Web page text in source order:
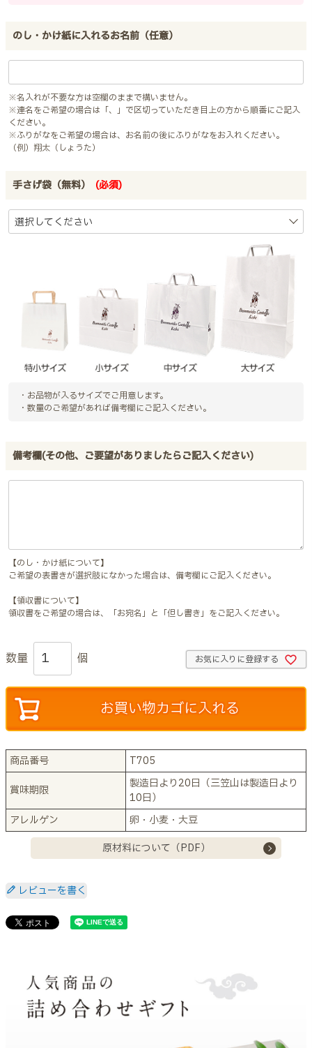
のし・かけ紙に入れるお名前（任意）
※名入れが不要な方は空欄のままで構いません。
※連名をご希望の場合は「、」で区切っていただき目上の方から順番にご記入
ください。
※ふりがなをご希望の場合は、お名前の後にふりがなをお入れください。
（例）翔太（しょうた）
手さげ袋（無料） (必須)
・お品物が入るサイズでご用意します。
・数量のご希望があれば備考欄にご記入ください。
備考欄(その他、ご要望がありましたらご記入ください)
【のし・かけ紙について】
ご希望の表書きが選択肢になかった場合は、備考欄にご記入ください。
【領収書について】
領収書をご希望の場合は、「お宛名」と「但し書き」をご記入ください。
お気に入りに登録する
お買い物カゴに入れる
商品番号
T705
賞味期限
製造日より20日（三笠山は製造日より
10日）
アレルゲン
卵・小麦・大豆
原材料について（PDF）
レビューを書く